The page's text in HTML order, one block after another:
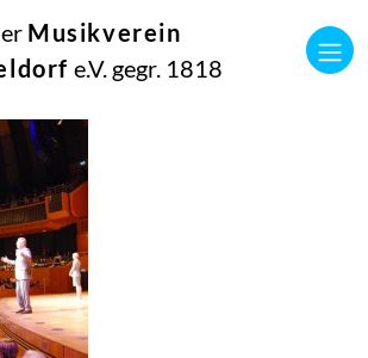
Musikverein
e.V. gegr. 1818